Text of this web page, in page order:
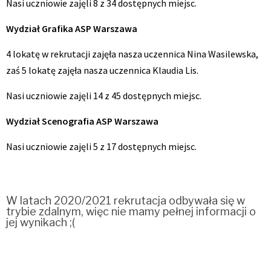
Nasi uczniowie zajęli 8 z 34 dostępnych miejsc.
Wydział Grafika ASP Warszawa
4 lokatę w rekrutacji zajęła nasza uczennica Nina Wasilewska,
zaś 5 lokatę zajęła nasza uczennica Klaudia Lis.
Nasi uczniowie zajęli 14 z 45 dostępnych miejsc.
Wydział Scenografia ASP Warszawa
Nasi uczniowie zajęli 5 z 17 dostępnych miejsc.
W latach 2020/2021 rekrutacja odbywała się w
trybie zdalnym, więc nie mamy pełnej informacji o
jej wynikach ;(